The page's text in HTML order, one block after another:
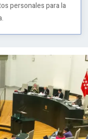
personales para la